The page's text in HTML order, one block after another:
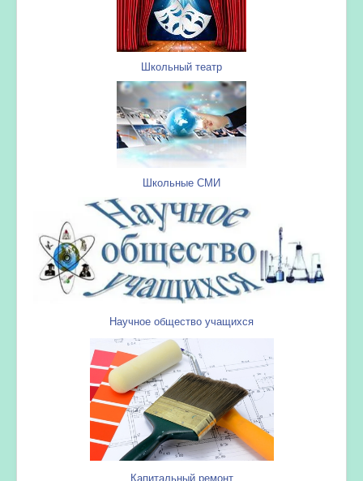
Школьный театр
Школьные СМИ
Научное общество учащихся
Капитальный ремонт